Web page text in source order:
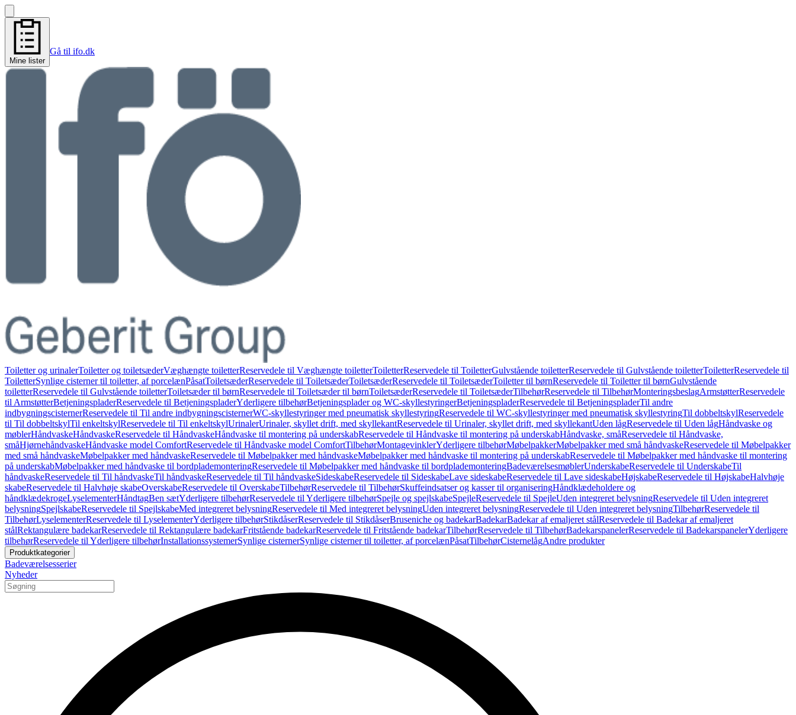
Mine lister
Gå til ifo.dk
Toiletter og urinalerToiletter og toiletsæderVæghængte toiletterReservedele til Væghængte toiletterToiletterReservedele til ToiletterGulvstående toiletterReservedele til Gulvstående toiletterToiletterReservedele til
ToiletterSynlige cisterner til toiletter, af porcelænPåsatToiletsæderReservedele til ToiletsæderToiletsæderReservedele til ToiletsæderToiletter til børnReservedele til Toiletter til børnGulvstående
toiletterReservedele til Gulvstående toiletterToiletsæder til børnReservedele til Toiletsæder til børnToiletsæderReservedele til ToiletsæderTilbehørReservedele til TilbehørMonteringsbeslagArmstøtterReservedele
til ArmstøtterBetjeningspladerReservedele til BetjeningspladerYderligere tilbehørBetjeningsplader og WC-skyllestyringerBetjeningspladerReservedele til BetjeningspladerTil andre
indbygningscisternerReservedele til Til andre indbygningscisternerWC-skyllestyringer med pneumatisk skyllestyringReservedele til WC-skyllestyringer med pneumatisk skyllestyringTil dobbeltskylReservedele
til Til dobbeltskylTil enkeltskylReservedele til Til enkeltskylUrinalerUrinaler, skyllet drift, med skyllekantReservedele til Urinaler, skyllet drift, med skyllekantUden lågReservedele til Uden lågHåndvaske og
møblerHåndvaskeHåndvaskeReservedele til HåndvaskeHåndvaske til montering på underskabReservedele til Håndvaske til montering på underskabHåndvaske, småReservedele til Håndvaske,
småHjørnehåndvaskeHåndvaske model ComfortReservedele til Håndvaske model ComfortTilbehørMontagevinklerYderligere tilbehørMøbelpakkerMøbelpakker med små håndvaskeReservedele til Møbelpakker
med små håndvaskeMøbelpakker med håndvaskeReservedele til Møbelpakker med håndvaskeMøbelpakker med håndvaske til montering på underskabReservedele til Møbelpakker med håndvaske til montering
på underskabMøbelpakker med håndvaske til bordplademonteringReservedele til Møbelpakker med håndvaske til bordplademonteringBadeværelsesmøblerUnderskabeReservedele til UnderskabeTil
håndvaskeReservedele til Til håndvaskeTil håndvaskeReservedele til Til håndvaskeSideskabeReservedele til SideskabeLave sideskabeReservedele til Lave sideskabeHøjskabeReservedele til HøjskabeHalvhøje
skabeReservedele til Halvhøje skabeOverskabeReservedele til OverskabeTilbehørReservedele til TilbehørSkuffeindsatser og kasser til organiseringHåndklædeholdere og
håndklædekrogeLyselementerHåndtagBen sætYderligere tilbehørReservedele til Yderligere tilbehørSpejle og spejlskabeSpejleReservedele til SpejleUden integreret belysningReservedele til Uden integreret
belysningSpejlskabeReservedele til SpejlskabeMed integreret belysningReservedele til Med integreret belysningUden integreret belysningReservedele til Uden integreret belysningTilbehørReservedele til
TilbehørLyselementerReservedele til LyselementerYderligere tilbehørStikdåserReservedele til StikdåserBruseniche og badekarBadekarBadekar af emaljeret stålReservedele til Badekar af emaljeret
stålRektangulære badekarReservedele til Rektangulære badekarFritstående badekarReservedele til Fritstående badekarTilbehørReservedele til TilbehørBadekarspanelerReservedele til BadekarspanelerYderligere
tilbehørReservedele til Yderligere tilbehørInstallationssystemerSynlige cisternerSynlige cisterner til toiletter, af porcelænPåsatTilbehørCisternelågAndre produkter
Produktkategorier
Badeværelsesserier
Nyheder